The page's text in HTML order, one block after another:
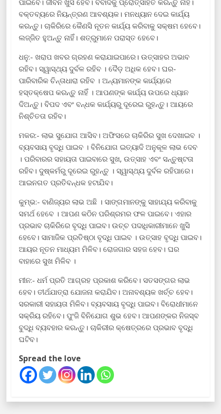
ପାଇବେ। ଜୀବନ ଖୁସି ହେବ। ବିବାଦକୁ ପ୍ରୋତ୍ସାହିତ କରନ୍ତୁ ନାହିଁ।
ବକ୍ତବ୍ୟରେ ନିୟନ୍ତ୍ରଣ ଆବଶ୍ୟକ। ମନଧ୍ୟାନ ଦେଇ କାର୍ଯ୍ୟ
କରନ୍ତୁ। ଚାକିରିରେ କୈଣସି ନୂତନ କାର୍ଯ୍ୟ କରିବାକୁ ସକ୍ଷମ ହେବେ।
ଲଜ୍ଜିତ ହୁଅନ୍ତୁ ନାହିଁ। ଶତ୍ରୁମାନେ ପରାସ୍ତ ହେବେ।
ଧନୁ:- ଖରାପ ଖବର ଗ୍ରହଣ କରାଯାଇପାରେ। ଉତ୍ସାହର ଅଭାବ
ରହିବ। ସ୍ୱାସ୍ଥ୍ୟ ଦୁର୍ବଳ ରହିବ । ଦୈଡ଼ ଅଧିକ ହେବ। ଘର-
ପାରିବାରିକ ଚିନ୍ତାଧାରା ରହିବ । ଅନ୍ୟମାନଙ୍କ କାର୍ଯ୍ୟରେ
ହସ୍ତକ୍ଷେପ କରନ୍ତୁ ନାହିଁ । ଆପଣଙ୍କ କାର୍ଯ୍ୟ ଉପରେ ଧ୍ୟାନ
ଦିଅନ୍ତୁ। ବିପଦ ଏବଂ ବନ୍ଧକ କାର୍ଯ୍ୟରୁ ଦୂରେଇ ରୁହନ୍ତୁ। ଆୟରେ
ନିଶ୍ଚିତତା ରହିବ।
ମକର:- ଲାଭ ସୁଯୋଗ ଆସିବ। ଅଫିସରେ ଚାକିରିର ସୁଖ ଦେଖାଇବ ।
ବ୍ୟବସାୟ ବୃଦ୍ଧି ପାଇବ । ବିନିଯୋଗ ଇତ୍ୟାଦି ଅନୁକୂଳ ଲାଭ ଦେବ
। ପରିବାରର ସହାୟତା ପାଇବାରେ ସୁଖ, ଉତ୍ସାହ ଏବଂ ସନ୍ତୁଷ୍ଟତା
ରହିବ। ଦୁଷ୍କର୍ମରୁ ଦୂରେଇ ରୁହନ୍ତୁ । ସ୍ୱାସ୍ଥ୍ୟ ଦୁର୍ବଳ ରହିପାରେ।
ଆଇନଗତ ପ୍ରତିବନ୍ଧକ ହଟାଯିବ।
କୁମ୍ଭ:- ବାଣିଜ୍ୟର ଲାଭ ଅଛି । ସାଙ୍ଗମାନଙ୍କୁ ସାହାଯ୍ୟ କରିବାକୁ
ସମର୍ଥ ହେବେ । ଆପଣ କଠିନ ପରିଶ୍ରମର ଫଳ ପାଇବେ। ଏହାର
ପ୍ରଭାବ ଚାକିରିରେ ବୃଦ୍ଧି ପାଇବ। ଉଚ୍ଚ ପଦାଧିକାରୀମାନେ ଖୁସି
ହେବେ। ସାମାଜିକ ପ୍ରତିଷ୍ଠା ବୃଦ୍ଧି ପାଇବ । ଉତ୍ସାହ ବୃଦ୍ଧି ପାଇବ।
ଆୟର ନୂତନ ମାଧ୍ୟମ ମିଳିବ। ରୋଜଗାର ସହଜ ହେବ। ଘର
ବାହାରେ ସୁଖ ମିଳିବ ।
ମୀନ:- ଧର୍ମ ପ୍ରତି ଆଗ୍ରହ ପ୍ରକାଶ କରିବେ। ସତସଙ୍ଗର ଲାଭ
ହେବ। ତୀର୍ଥଯାତ୍ରା ଯୋଜନା କରାଯିବ। ଅନାବଶ୍ୟକ ଖର୍ଚ୍ଚ ହେବ।
ସରକାରୀ ସହାୟତା ମିଳିବ। ବ୍ୟବସାୟ ବୃଦ୍ଧି ପାଇବ। ବିରୋଧୀମାନେ
ସକ୍ରିୟ ରହିବେ। ପୁଂଜି ବିନିଯୋଗ ଶୁଭ ହେବ। ଆପଣଙ୍କର ନିଜସ୍ବ
ବୁଦ୍ଧି ବ୍ୟବହାର କରନ୍ତୁ। ଚାକିରୀର କ୍ଷେତ୍ରରେ ପ୍ରଭାବ ବୃଦ୍ଧି
ଘଟିବ।
Spread the love